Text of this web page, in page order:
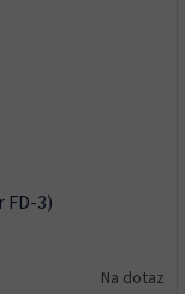
FD-3)
Na dotaz